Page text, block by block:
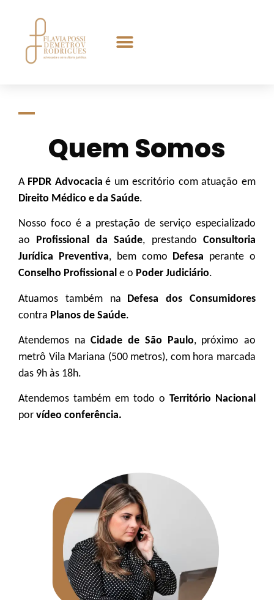
Quem Somos
A FPDR Advocacia é um escritório com atuação em
Direito Médico e da Saúde.
Nosso foco é a prestação de serviço especializado
ao Profissional da Saúde, prestandoConsultoria
Jurídica Preventiva, bem como Defesa perante o
Conselho Profissional e o Poder Judiciário.
Atuamos também na
Defesa dos Consumidores
contra Planos de Saúde.
Atendemos naCidade de São Paulo, próximo ao
metrô Vila Mariana (500 metros), com hora marcada
das 9h às 18h.
Atendemos também em todo o Território Nacional
por vídeo conferência.